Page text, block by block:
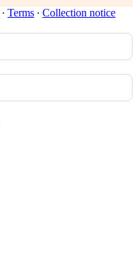
∙ Terms ∙ Collection notice